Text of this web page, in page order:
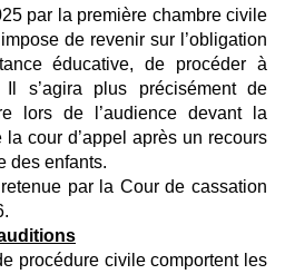
par la première chambre civile
de revenir sur l’obligation
éducative, de procéder à
Il s’agira plus précisément de
lors de l’audience devant la
cour d’appel après un recours
des enfants.
par la Cour de cassation
procédure civile comportent les